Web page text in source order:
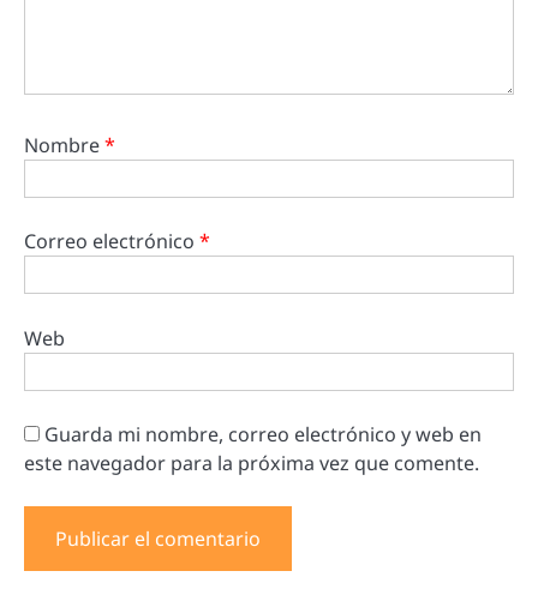
Nombre*
Correo electrónico *
Web
Guarda mi nombre, correo electrónico y web en
este navegador para la próxima vez que comente.